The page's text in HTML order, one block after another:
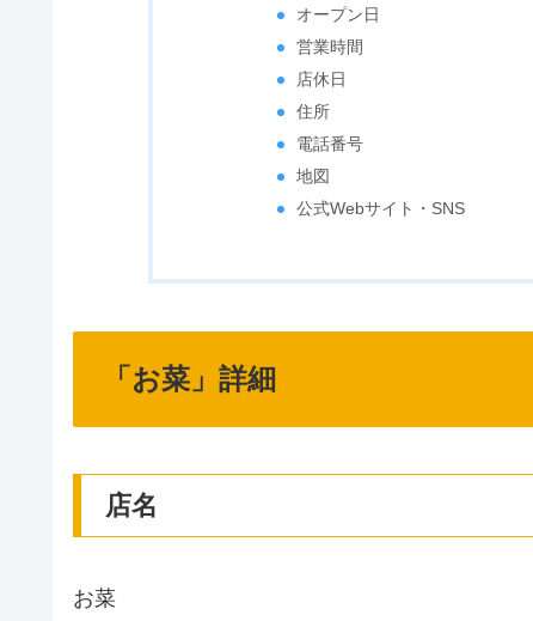
オープン日
営業時間
店休日
住所
電話番号
地図
公式Webサイト・SNS
「お菜」詳細
店名
お菜